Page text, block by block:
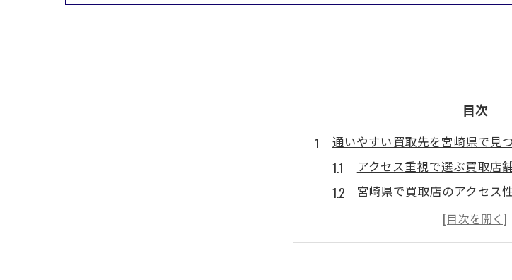
目次
通いやすい買取先を宮崎県で見
アクセス重視で選ぶ買取店
宮崎県で買取店のアクセス
通勤や買い物ついでに立ち
駐車場完備の買取スポット